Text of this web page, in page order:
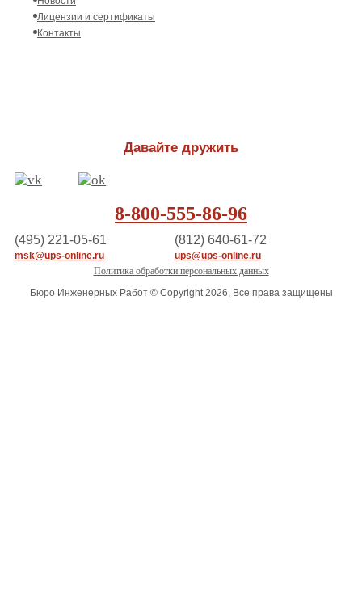
Лицензии и сертификаты
Контакты
Давайте дружить
8-800-555-86-96
(495) 221-05-61
msk@ups-online.ru
(812) 640-61-72
ups@ups-online.ru
Политика обработки персональных данных
Бюро Инженерных Работ © Copyright 2026, Все права защищены